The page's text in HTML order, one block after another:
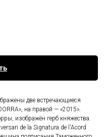
две встречающиеся
на правой — «2015».
изображён герб княжества.
de la Signatura de l'Acord